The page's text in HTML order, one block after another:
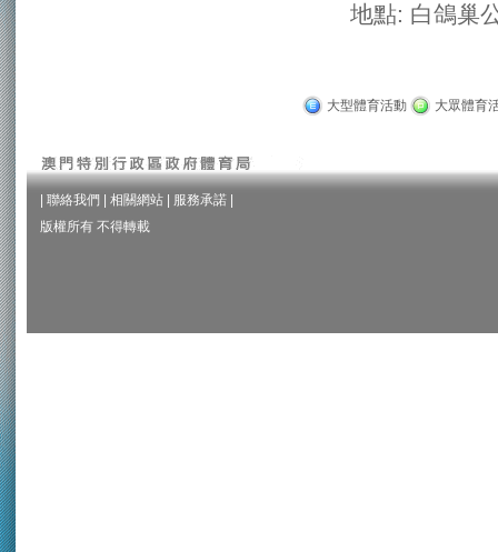
地點: 白鴿巢
大型體育活動 大眾體育
聯絡我們 相關網站 服務承諾
版權所有 不得轉載